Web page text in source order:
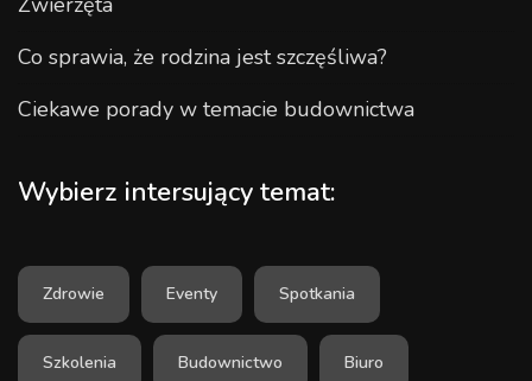
Co sprawia, że rodzina jest szczęśliwa?
Ciekawe porady w temacie budownictwa
Wybierz intersujący temat:
Zdrowie Eventy Spotkania
Szkolenia Budownictwo Biuro